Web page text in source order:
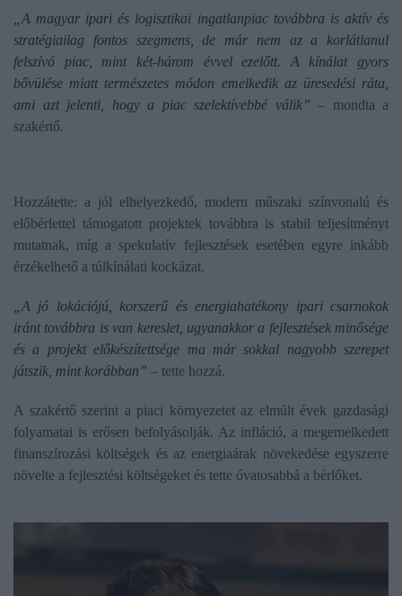
„A magyar ipari és logisztikai ingatlanpiac továbbra is aktív és
stratégiailag fontos szegmens, de már nem az a korlátlanul
felszívó piac, mint két-három évvel ezelőtt. A kínálat gyors
bővülése miatt természetes módon emelkedik az üresedési ráta,
ami azt jelenti, hogy a piac szelektívebbé válik” – mondta a
szakértő.
Hozzátette: a jól elhelyezkedő, modern műszaki színvonalú és
előbérlettel támogatott projektek továbbra is stabil teljesítményt
mutatnak, míg a spekulatív fejlesztések esetében egyre inkább
érzékelhető a túlkínálati kockázat.
„A jó lokációjú, korszerű és energiahatékony ipari csarnokok
iránt továbbra is van kereslet, ugyanakkor a fejlesztések minősége
és a projekt előkészítettsége ma már sokkal nagyobb szerepet
játszik, mint korábban” – tette hozzá.
A szakértő szerint a piaci környezetet az elmúlt évek gazdasági
folyamatai is erősen befolyásolják. Az infláció, a megemelkedett
finanszírozási költségek és az energiaárak növekedése egyszerre
növelte a fejlesztési költségeket és tette óvatosabbá a bérlőket.